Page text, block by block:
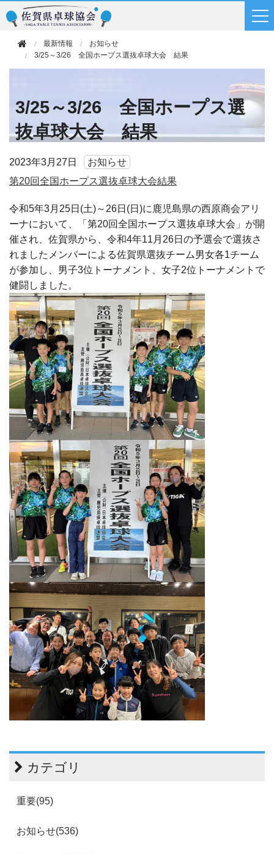
最新情報
お知らせ
3/25～3/26 全国ホープス選抜卓球大会 結果
3/25～3/26 全国ホープス選
抜卓球大会 結果
2023年3月27日
お知らせ
第20回全国ホープス選抜卓球大会結果
令和5年3月25日(土)～26日(日)に鹿児島県の西原商会アリ
ーナにおいて、「第20回全国ホープス選抜卓球大会」が開
催され、佐賀県から、令和4年11月26日の予選会で選抜さ
れましたメンバーによる佐賀県選抜チーム男女各1チーム
が参加し、男子3位トーナメント、女子2位トーナメントで
健闘しました。
カテゴリ
重要(95)
お知らせ(536)